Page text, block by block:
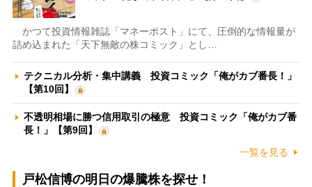
かつて投資情報雑誌「マネーポスト」にて、圧倒的な情報量が
詰め込まれた「天下無敵の株コミック」とし…
テクニカル分析・集中講義 投資コミック「俺がカブ番長！」
【第10回】
不透明相場に勝つ信用取引の極意 投資コミック「俺がカブ番
長！」【第9回】
一覧を見る
戸松信博の明日の爆騰株を探せ！